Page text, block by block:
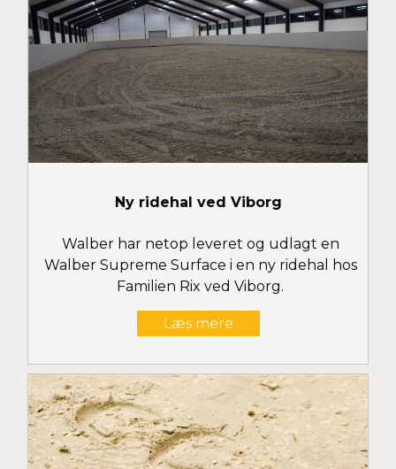
Ny ridehal ved Viborg
Walber har netop leveret og udlagt en
Walber Supreme Surface i en ny ridehal hos
Familien Rix ved Viborg.
Læs mere